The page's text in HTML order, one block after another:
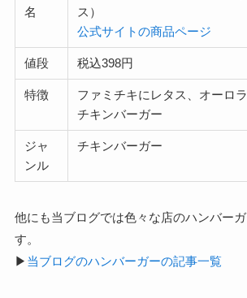
名
ス）
公式サイトの商品ページ
値段 税込398円
特徴
ファミチキにレタス、オーロ
チキンバーガー
ジャ
ンル
チキンバーガー
他にも当ブログでは色々な店のハンバー
す。
▶ 当ブログのハンバーガーの記事一覧